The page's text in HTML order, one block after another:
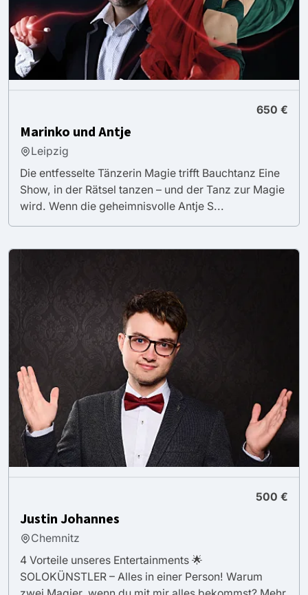
650 €
Marinko und Antje
Leipzig
Die entfesselte Tänzerin Magie trifft Bauchtanz Eine
Show, in der Rätsel tanzen – und der Tanz zur Magie
wird. Wenn die geheimnisvolle Antje S...
500 €
Justin Johannes
Chemnitz
4 Vorteile unseres Entertainments 🌟
SOLOKÜNSTLER – Alles in einer Person! Warum